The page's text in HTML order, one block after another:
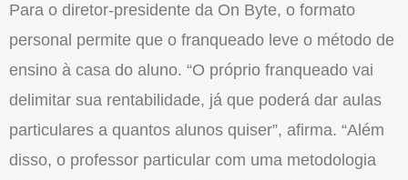
Para o diretor-presidente da On Byte, o formato
personal permite que o franqueado leve o método de
ensino à casa do aluno. “O próprio franqueado vai
delimitar sua rentabilidade, já que poderá dar aulas
particulares a quantos alunos quiser”, afirma. “Além
disso, o professor particular com uma metodologia